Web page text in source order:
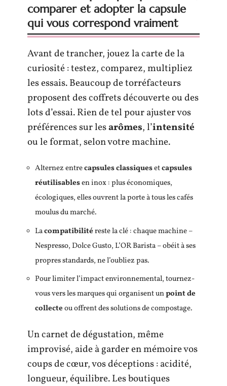
comparer et adopter la capsule
qui vous correspond vraiment
Avant de trancher, jouez la carte de la
curiosité : testez, comparez, multipliez
les essais. Beaucoup de torréfacteurs
proposent des coffrets découverte ou des
lots d’essai. Rien de tel pour ajuster vos
préférences sur lesarômes, l’intensité
ou le format, selon votre machine.
Alternez entrecapsules classiquesetcapsules
réutilisablesen inox : plus économiques,
écologiques, elles ouvrent la porte à tous les cafés
moulus du marché.
Lacompatibilitéreste la clé : chaque machine –
Nespresso, Dolce Gusto, L’OR Barista – obéit à ses
propres standards, ne l’oubliez pas.
Pour limiter l’impact environnemental, tournez-
vous vers les marques qui organisent unpoint de
collecteou offrent des solutions de compostage.
Un carnet de dégustation, même
improvisé, aide à garder en mémoire vos
coups de cœur, vos déceptions : acidité,
longueur, équilibre. Les boutiques